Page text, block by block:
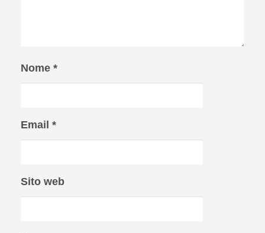
Nome *
Email *
Sito web